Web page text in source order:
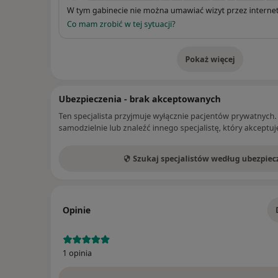
Dostępność
W tym gabinecie nie można umawiać wizyt przez
Co mam zrobić w tej sytuacji?
Pokaż więcej
o adresie
Ubezpieczenia - brak akceptowanych
Ten specjalista przyjmuje wyłącznie pacjentów
samodzielnie lub znaleźć innego specjalistę, który
Szukaj specjalistów według
Opinie
1 opinia